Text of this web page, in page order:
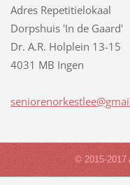
Adres Repetitielokaal
Dorpshuis 'In de Gaard'
Dr. A.R. Holplein 13-15
4031 MB Ingen
seniorenorkestle
© 2015-2017